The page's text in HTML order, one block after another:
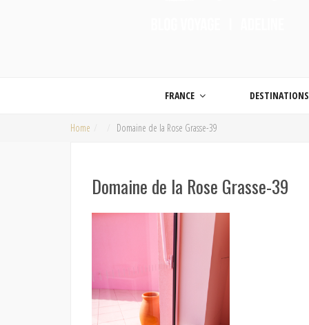
FRANCE DESTINATIONS
Home Domaine de la Rose Grasse-39
Domaine de la Rose Grasse-39